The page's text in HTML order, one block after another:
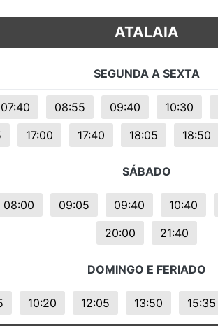
ATALAIA
SEGUNDA A SEXTA
07:40 08:55 09:40 10:30
17:00 17:40 18:05 18:50
SÁBADO
08:00 09:05 09:40 10:40
20:00
21:40
DOMINGO E FERIADO
10:20 12:05 13:50 15:35